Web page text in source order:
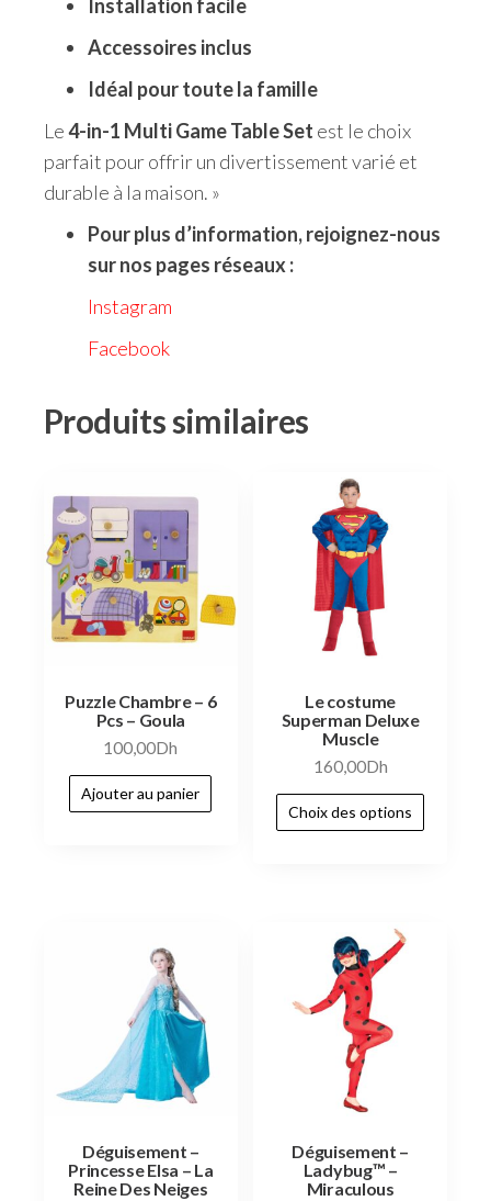
Installation facile
Accessoires inclus
Idéal pour toute la famille
Le4-in-1 Multi Game Table Set est le choix
parfait pour offrir un divertissement varié et
durable à la maison. »
Pour plus d’information, rejoignez-nous
sur nos pages réseaux :
Instagram
Facebook
Produits similaires
Puzzle Chambre – 6
Pcs – Goula
100,00Dh
Ajouter au panier
Le costume
Superman Deluxe
Muscle
160,00Dh
Choix des options
Déguisement –
Princesse Elsa – La
Reine Des Neiges
Déguisement –
Ladybug™ –
Miraculous